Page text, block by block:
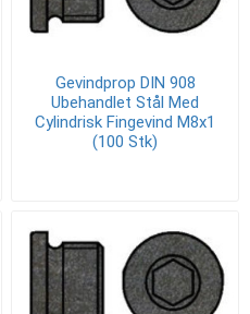
Gevindprop DIN 908
Ubehandlet Stål Med
Cylindrisk Fingevind M8x1
(100 Stk)